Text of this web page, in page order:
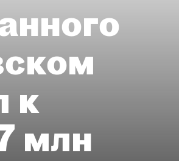
к
млн